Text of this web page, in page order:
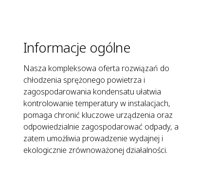
Informacje ogólne
Nasza kompleksowa oferta rozwiązań do
chłodzenia sprężonego powietrza i
zagospodarowania kondensatu ułatwia
kontrolowanie temperatury w instalacjach,
pomaga chronić kluczowe urządzenia oraz
odpowiedzialnie zagospodarować odpady, a
zatem umożliwia prowadzenie wydajnej i
ekologicznie zrównoważonej działalności.